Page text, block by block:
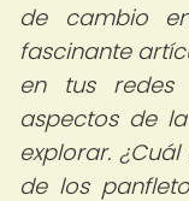
de cambio
fascinante
en tus
aspectos de
explorar.
de los